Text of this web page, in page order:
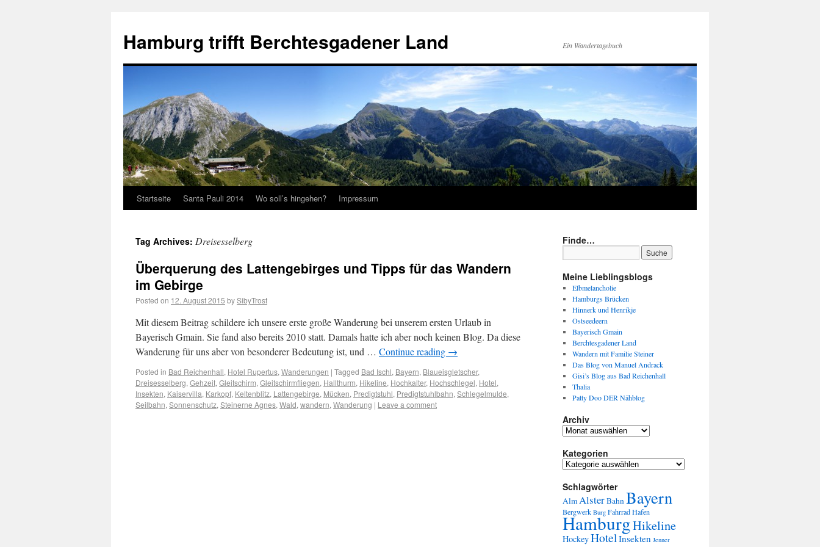
Hamburg trifft Berchtesgadener Land Ein Wandertagebuch
Startseite Santa Pauli 2014 Wo soll’s hingehen? Impressum
Tag Archives: Dreisesselberg
Überquerung des Lattengebirges und Tipps für das Wandern
im Gebirge
Posted on 12. August 2015 bySibyTrost
Mit diesem Beitrag schildere ich unsere erste große Wanderung bei unserem ersten Urlaub in
Bayerisch Gmain. Sie fand also bereits 2010 statt. Damals hatte ich aber noch keinen Blog. Da diese
Wanderung für uns aber von besonderer Bedeutung ist, und … Continue reading →
Posted in Bad Reichenhall, Hotel Rupertus, Wanderungen | Tagged Bad Ischl, Bayern, Blaueisgletscher,
Dreisesselberg, Gehzeit, Gleitschirm, Gleitschirmfliegen, Hallthurm, Hikeline, Hochkalter, Hochschlegel, Hotel,
Insekten, Kaiservilla, Karkopf, Keltenblitz, Lattengebirge, Mücken, Predigtstuhl, Predigtstuhlbahn, Schlegelmulde,
Seilbahn, Sonnenschutz, Steinerne Agnes, Wald, wandern, Wanderung | Leave a comment
Finde…
Meine Lieblingsblogs
Elbmelancholie
Hamburgs Brücken
Hinnerk und Henrikje
Ostseedeern
Bayerisch Gmain
Berchtesgadener Land
Wandern mit Familie Steiner
Das Blog von Manuel Andrack
Gisi’s Blog aus Bad Reichenhall
Thalia
Patty Doo DER Nähblog
Archiv
Kategorien
Schlagwörter
AlmAlsterBahnBayern
Bergwerk Burg FahrradHafen
HamburgHikeline
HockeyHotelInsekten Jenner